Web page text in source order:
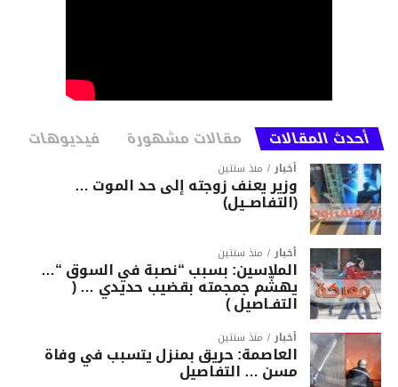
أحدث المقالات مقالات مشهورة فيديوهات
أخبار منذ سنتين
وزير يعنف زوجته إلى حد الموت …
(التفاصــيل)
أخبار منذ سنتين
الملاسين: بسبب “نصبة في السوق “…
يهشّم جمجمته بقضيب حديدي … (
التفـاصيل )
أخبار منذ سنتين
العاصمة: حريق بمنزل يتسبب في وفاة
مسن … التفاصيل